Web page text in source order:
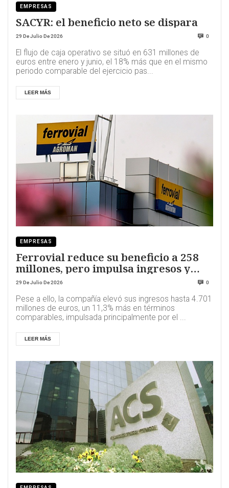
EMPRESAS
SACYR: el beneficio neto se dispara
29 De Julio De 2026 0
El flujo de caja operativo se situó en 631 millones de
euros entre enero y junio, el 18% más que en el mismo
periodo comparable del ejercicio pas...
LEER MÁS
EMPRESAS
Ferrovial reduce su beneficio a 258
millones, pero impulsa ingresos y
EBITDA
29 De Julio De 2026 0
Pese a ello, la compañía elevó sus ingresos hasta 4.701
millones de euros, un 11,3% más en términos
comparables, impulsada principalmente por el ...
LEER MÁS